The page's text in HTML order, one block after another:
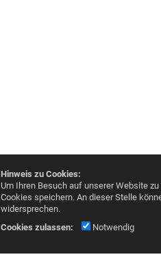
Hinweis zu Cookies:
Um Ihren Besuch auf unserer Website
Cookies speichern. An dieser Stelle
widersprechen.
Cookies zulassen:
Notwendig